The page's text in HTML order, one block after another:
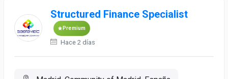
Structured Finance Specialist
Premium
Hace 2 días